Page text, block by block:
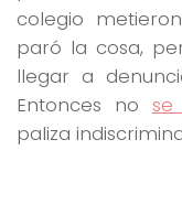
colegio
paró la cosa,
llegar a
Entonces no se
paliza